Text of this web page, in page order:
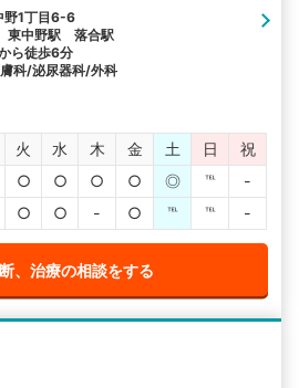
野1丁目6-6
東中野駅 落合駅
ら徒歩6分
科/泌尿器科/外科
火 水 木 金 土 日
祝
○ ○ ○ ○ ◎ ℡
-
○ ○ - ○ ℡ ℡ -
、治療の相談をする